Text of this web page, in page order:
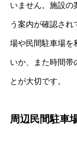
いません。施設の
う案内が確認さ
場や民間駐車場を
いか、また時間帯
とが大切です。
周辺民間駐車